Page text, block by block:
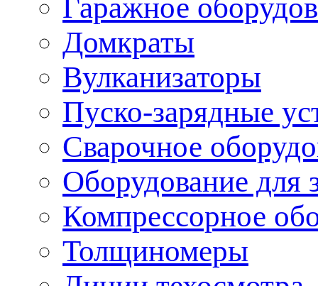
Гаражное
Домкраты
Вулканизаторы
Пуско-зарядные
Сварочное
Оборудование для
Компрессорное
Толщиномеры